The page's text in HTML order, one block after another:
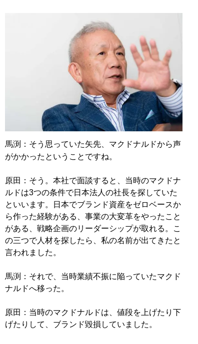
馬渕：そう思っていた矢先、マクドナルドから声
がかかったということですね。
原田：そう。本社で面談すると、当時のマクドナ
ルドは3つの条件で日本法人の社長を探していた
といいます。日本でブランド資産をゼロベースか
ら作った経験がある、事業の大変革をやったこと
がある、戦略企画のリーダーシップが取れる。こ
の三つで人材を探したら、私の名前が出てきたと
言われました。
馬渕：それで、当時業績不振に陥っていたマクド
ナルドへ移った。
原田：当時のマクドナルドは、値段を上げたり下
げたりして、ブランド毀損していました。